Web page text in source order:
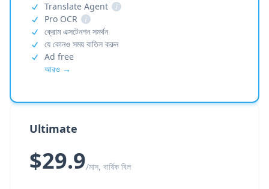
Translate Agent
i
Pro OCR
i
ক্রোম এক্সটেনশন সমর্থন
যে কোনও সময় বাতিল করুন
Ad free
আরও →
Ultimate
$29.9/মাস, বার্ষিক বিল